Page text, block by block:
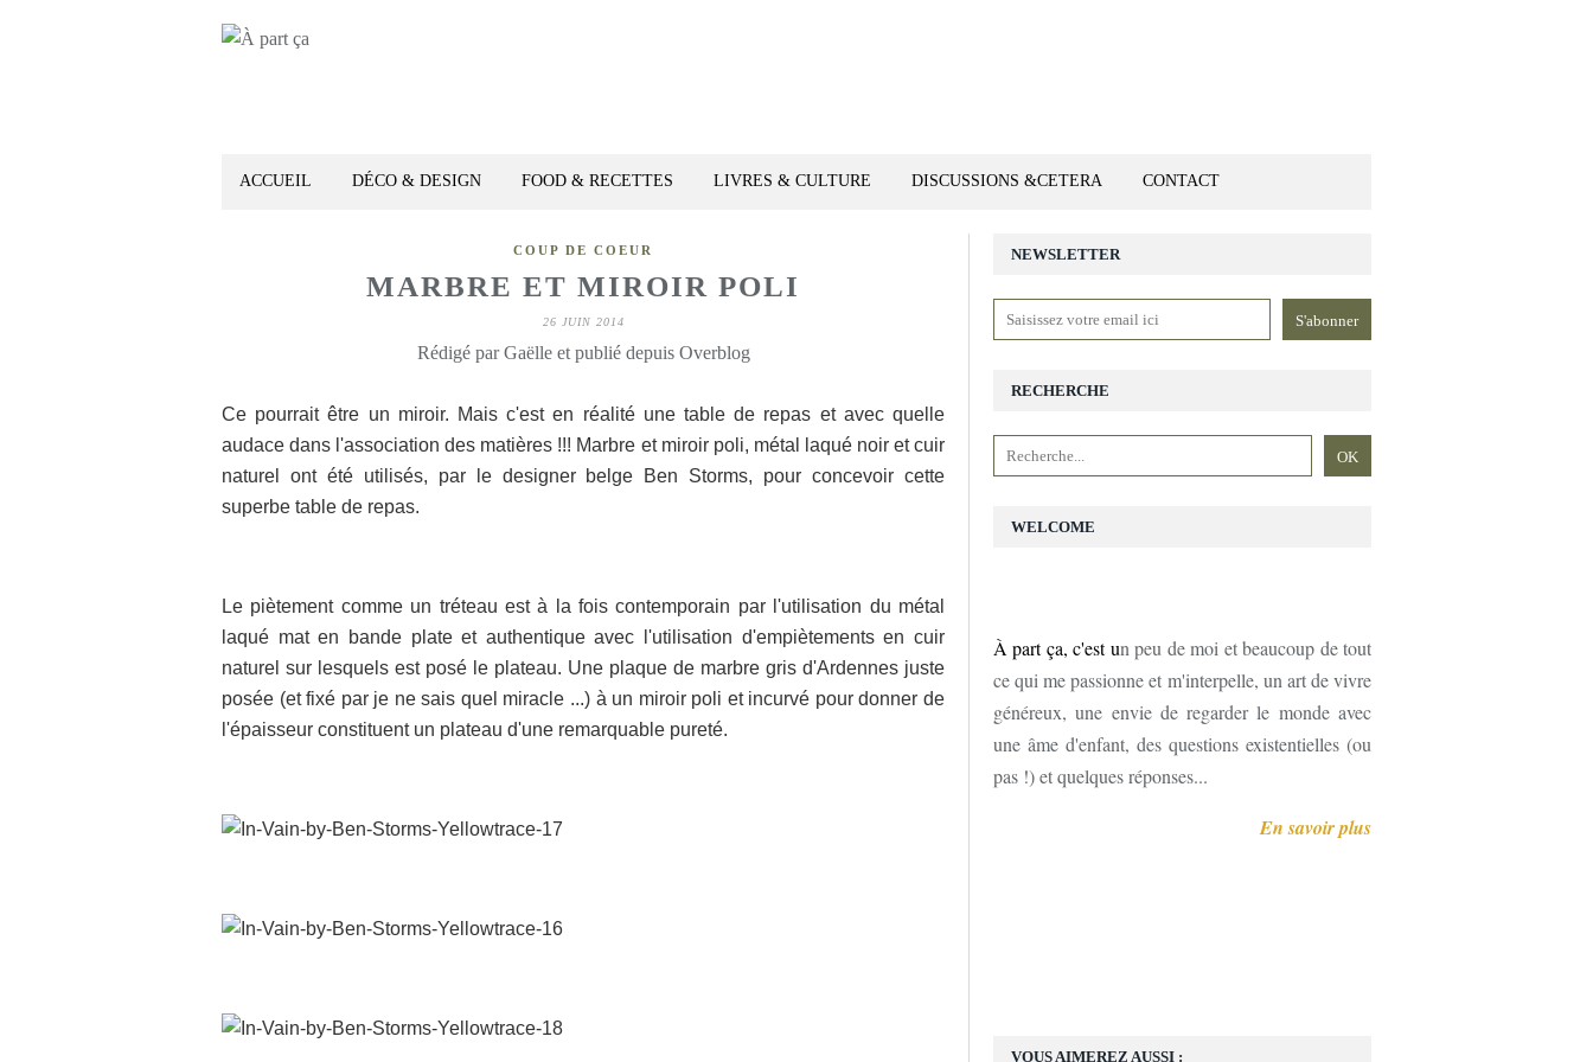
ACCUEIL DÉCO & DESIGN FOOD & RECETTES LIVRES & CULTURE DISCUSSIONS &CETERA CONTACT
COUP DE COEUR
MARBRE ET MIROIR POLI
26 JUIN 2014
Rédigé par Gaëlle et publié depuis Overblog
Ce pourrait être un miroir. Mais c'est en réalité une table de repas et avec quelle
audace dans l'association des matières !!! Marbre et miroir poli, métal laqué noir et cuir
naturel ont été utilisés, par le designer belge Ben Storms, pour concevoir cette
superbe table de repas.
Le piètement comme un tréteau est à la fois contemporain par l'utilisation du métal
laqué mat en bande plate et authentique avec l'utilisation d'empiètements en cuir
naturel sur lesquels est posé le plateau. Une plaque de marbre gris d'Ardennes juste
posée (et fixé par je ne sais quel miracle ...) à un miroir poli et incurvé pour donner de
l'épaisseur constituent un plateau d'une remarquable pureté.
NEWSLETTER
RECHERCHE
VOUS AIMEREZ AUSSI :
WELCOME
À part ça, c'est un peu de moi et beaucoup de tout
ce qui me passionne et m'interpelle, un art de vivre
généreux, une envie de regarder le monde avec
une âme d'enfant, des questions existentielles (ou
pas !) et quelques réponses...
En savoir plus